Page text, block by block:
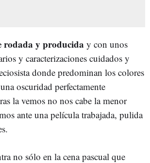
rodada y producida y con unos
y caracterizaciones cuidados y
donde predominan los colores
oscuridad perfectamente
la vemos no nos cabe la menor
ante una película trabajada, pulida
no sólo en la cena pascual que